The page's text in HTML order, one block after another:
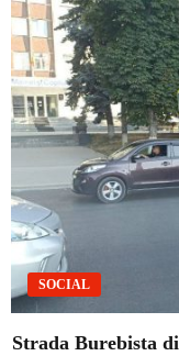
SOCIAL
Strada Burebista